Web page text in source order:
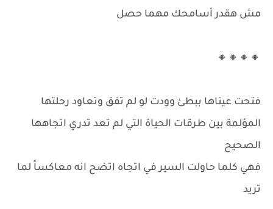
مش هقدر أسامحك مهما حصل
🔸🔸🔸🔸
فتحت عيناها ببطئ وودت لو لم تفق وتعاود رحلتها
المؤلمة بين طرقات الحياة التي لم تعد تدري اتجاهها
الصحيح
فهي كلما حاولت السير في اتجاه اتضح انه معاكساً لما
تريد